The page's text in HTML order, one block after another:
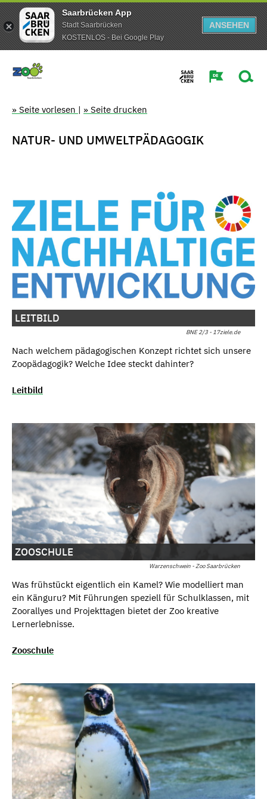
Saarbrücken App
Stadt Saarbrücken
KOSTENLOS - Bei Google Play
ANSEHEN
» Seite vorlesen | » Seite drucken
NATUR- UND UMWELTPÄDAGOGIK
BNE 2/3 - 17ziele.de
LEITBILD
Nach welchem pädagogischen Konzept richtet sich unsere
Zoopädagogik? Welche Idee steckt dahinter?
Leitbild
Warzenschwein - Zoo Saarbrücken
ZOOSCHULE
Was frühstückt eigentlich ein Kamel? Wie modelliert man
ein Känguru? Mit Führungen speziell für Schulklassen, mit
Zoorallyes und Projekttagen bietet der Zoo kreative
Lernerlebnisse.
Zooschule